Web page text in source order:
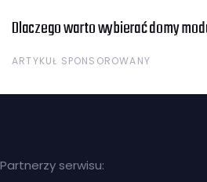
Dlaczego warto wybierać domy
ARTYKUŁ SPONSOROWANY
Partnerzy serwisu: